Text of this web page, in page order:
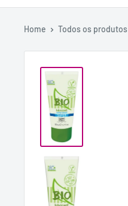
Home Todos os produtos